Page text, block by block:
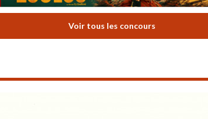
Voir tous les concours